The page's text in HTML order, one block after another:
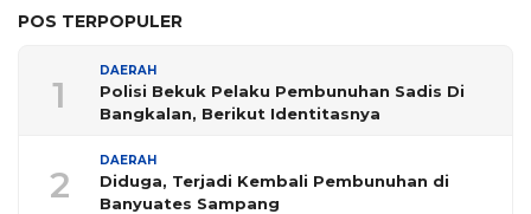
POS TERPOPULER
1
DAERAH
Polisi Bekuk Pelaku Pembunuhan Sadis Di
Bangkalan, Berikut Identitasnya
2
DAERAH
Diduga, Terjadi Kembali Pembunuhan di
Banyuates Sampang